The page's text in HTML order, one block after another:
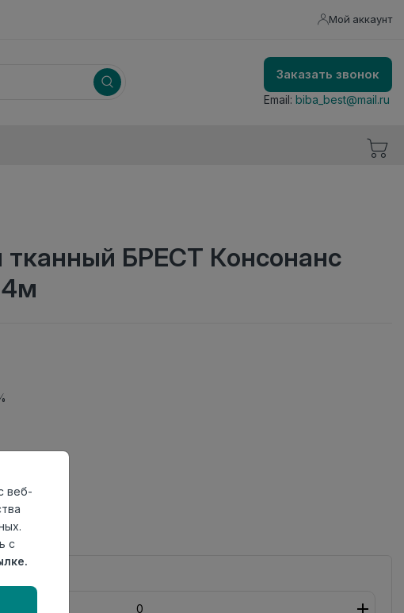
Мой аккаунт
Заказать звонок
Email: biba_best@mail.ru
тканный БРЕСТ Консонанс
тканный
веб-
с